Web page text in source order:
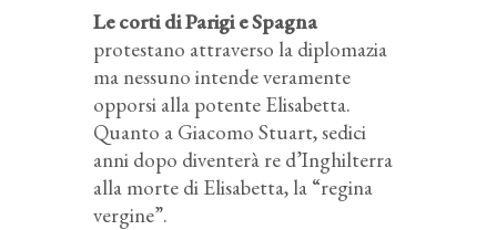
Le corti di Parigi e Spagna
protestano attraverso la diplomazia
ma nessuno intende veramente
opporsi alla potente Elisabetta.
Quanto a Giacomo Stuart, sedici
anni dopo diventerà re d’Inghilterra
alla morte di Elisabetta, la “regina
vergine”.